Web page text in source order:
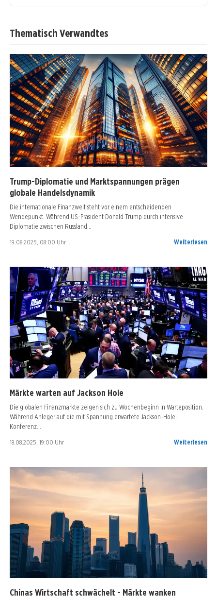
Thematisch Verwandtes
Trump-Diplomatie und Marktspannungen prägen
globale Handelsdynamik
Die internationale Finanzwelt steht vor einem entscheidenden
Wendepunkt. Während US-Präsident Donald Trump durch intensive
Diplomatie zwischen Russland…
19.08.2025, 08:00 Uhr Weiterlesen
Märkte warten auf Jackson Hole
Die globalen Finanzmärkte zeigen sich zu Wochenbeginn in Warteposition.
Während Anleger auf die mit Spannung erwartete Jackson-Hole-
Konferenz…
18.08.2025, 19:00 Uhr Weiterlesen
Chinas Wirtschaft schwächelt - Märkte wanken